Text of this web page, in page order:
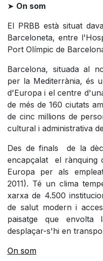
➤ On som
El PRBB està situat
Barceloneta, entre
Port Olímpic de
Barcelona, situada al
per la Mediterrània, és
d'Europa i el centre
de més de 160 ciutats
de cinc millions de
cultural i administrativa
Des de finals de la
encapçalat el rànquing
Europa per als
2011). Té un clima
xarxa de 4.500
de salut modern i
paisatge que
desplaçar-s'hi en
On som